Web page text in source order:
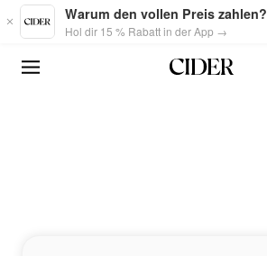
Skip to main content
Warum den vollen Preis zahlen?
Hol dir 15 % Rabatt in der App →